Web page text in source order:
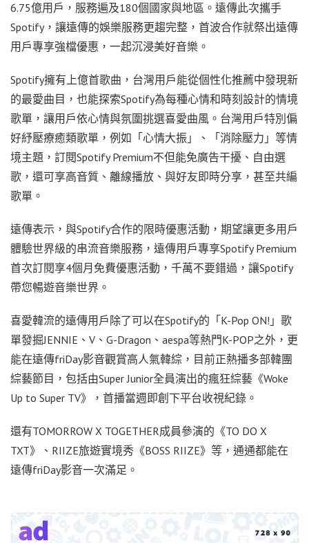
6.75億用戶，服務遍及180個國家與地區。遠傳此次攜手
Spotify，讓遠傳的娛樂服務更趨完整，首波合作就祭出遠傳
用戶專享強檔優惠，一起沉浸美好音樂。
Spotify擁有上億首歌曲，台灣用戶能從個性化推薦中發現新
的最愛曲目，也能探索Spotify為每種心情和時刻設計的情境
歌單，讓用戶依心情與氛圍挑選喜愛曲風。台灣用戶特別偏
好紓壓療癒類歌單，例如「心情大振」、「消除壓力」等情
境主題，訂閱Spotify Premium不但能免廣告干擾、自由選
歌，還可享高音質、離線播放、與好友即時分享，甚至共編
歌單。
遠傳表示，與Spotify合作的限時優惠活動，期望讓更多用戶
體驗世界級的串流音樂服務，遠傳用戶專享Spotify Premium
首次訂閱享4個月免費優惠活動，千萬不要錯過，讓Spotify
帶您暢遊音樂世界。
喜愛韓流的遠傳用戶除了可以在Spotify的「K-Pop ON!」歌
單發掘JENNIE、V、G-Dragon、aespa等熱門K-POP之外，更
能在遠傳friDay影音觀賞高人氣韓綜，目前正熱播多部韓團
綜藝節目，包括由Super Junior全員演出的瘋狂綜藝《Woke
Up to Super TV》，首播當週即創下平台收視紀錄。
還有TOMORROW X TOGETHER成員參演的《TO DO X
TXT》、RIIZE旅遊實境秀《BOSS RIIZE》等，通通都能在
遠傳friDay影音一次滿足。